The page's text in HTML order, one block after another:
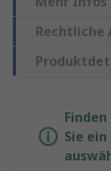
Rechtliche
Sie